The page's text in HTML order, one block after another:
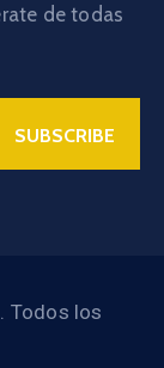
de todas
Todos los